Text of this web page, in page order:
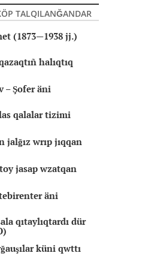
TALQILANĞANDAR
(1873—1938 jj.)
halıqtıq
– Şofer äni
qalalar tizimi
jalğız wrıp jıqqan
toy jasap wzatqan
tebirenter äni
qıtaylıqtardı dür
küni qwttı